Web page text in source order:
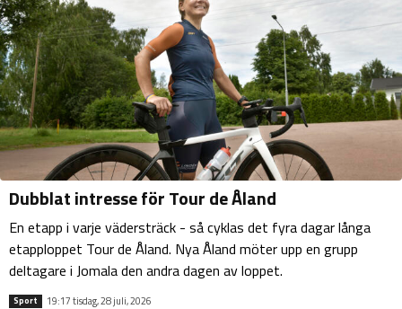
Dubblat intresse för Tour de Åland
En etapp i varje vädersträck - så cyklas det fyra dagar långa
etapploppet Tour de Åland. Nya Åland möter upp en grupp
deltagare i Jomala den andra dagen av loppet.
Sport 19:17 tisdag, 28 juli, 2026